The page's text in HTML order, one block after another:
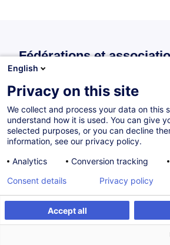
Fédérations et
professionnelles
Chambre de Commerce
English
Privacy on this site
We collect and process your data on this
understand how it is used. You can give
selected purposes, or you can decline
information, see our privacy policy.
Analytics
Conversion tracking
Accept all
Consent details Privacy policy